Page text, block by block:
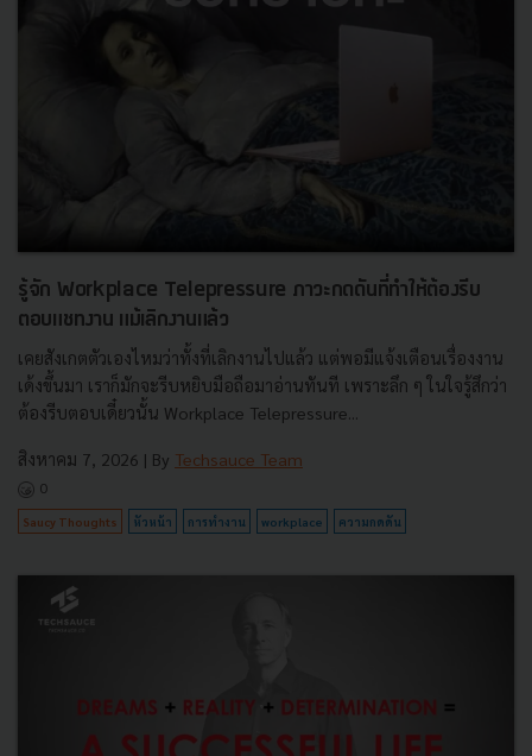
รู้จัก Workplace Telepressure ภาวะกดดันที่ทำให้ต้องรีบ
ตอบแชทงาน แม้เลิกงานแล้ว
เคยสังเกตตัวเองไหมว่าทั้งที่เลิกงานไปแล้ว แต่พอมีแจ้งเตือนเรื่องงาน
เด้งขึ้นมา เราก็มักจะรีบหยิบมือถือมาอ่านทันที เพราะลึก ๆ ในใจรู้สึกว่า
ต้องรีบตอบเดี๋ยวนั้น Workplace Telepressure...
สิงหาคม 7, 2026 | By Techsauce Team
0
Saucy Thoughts หัวหน้า การทำงาน workplace ความกดดัน